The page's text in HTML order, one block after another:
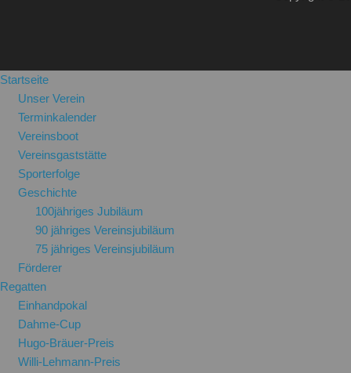
Startseite
Unser Verein
Terminkalender
Vereinsboot
Vereinsgaststätte
Sporterfolge
Geschichte
100jähriges Jubiläum
90 jähriges Vereinsjubiläum
75 jähriges Vereinsjubiläum
Förderer
Regatten
Einhandpokal
Dahme-Cup
Hugo-Bräuer-Preis
Willi-Lehmann-Preis